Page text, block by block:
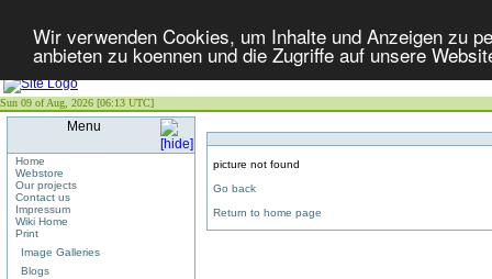
Wir verwenden Cookies, um Inhalte und Anzeigen zu
anbieten zu koennen und die Zugriffe auf unsere
Sun 09 of Aug, 2026 [06:13 UTC]
Menu
Home
Webstore
Our projects
Contact us
Impressum
Wiki Home
Print
Image Galleries
Blogs
picture not found
Go back
Return to home page